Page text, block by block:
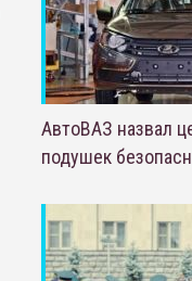
АвтоВАЗ назвал
подушек